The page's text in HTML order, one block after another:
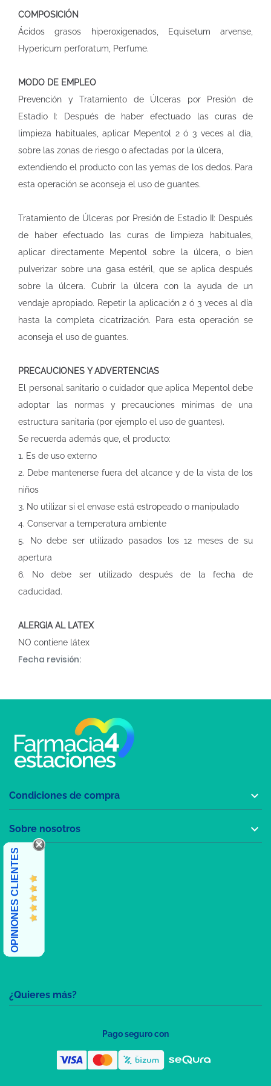
COMPOSICIÓN
Ácidos grasos hiperoxigenados, Equisetum arvense,
Hypericum perforatum, Perfume.
MODO DE EMPLEO
Prevención y Tratamiento de Úlceras por Presión de
Estadio I: Después de haber efectuado las curas de
limpieza habituales, aplicar Mepentol 2 ó 3 veces al día,
sobre las zonas de riesgo o afectadas por la úlcera,
extendiendo el producto con las yemas de los dedos. Para
esta operación se aconseja el uso de guantes.
Tratamiento de Úlceras por Presión de Estadio II: Después
de haber efectuado las curas de limpieza habituales,
aplicar directamente Mepentol sobre la úlcera, o bien
pulverizar sobre una gasa estéril, que se aplica después
sobre la úlcera. Cubrir la úlcera con la ayuda de un
vendaje apropiado. Repetir la aplicación 2 ó 3 veces al día
hasta la completa cicatrización. Para esta operación se
aconseja el uso de guantes.
PRECAUCIONES Y ADVERTENCIAS
El personal sanitario o cuidador que aplica Mepentol debe
adoptar las normas y precauciones mínimas de una
estructura sanitaria (por ejemplo el uso de guantes).
Se recuerda además que, el producto:
1. Es de uso externo
2. Debe mantenerse fuera del alcance y de la vista de los
niños
3. No utilizar si el envase está estropeado o manipulado
4. Conservar a temperatura ambiente
5. No debe ser utilizado pasados los 12 meses de su
apertura
6. No debe ser utilizado después de la fecha de
caducidad.
ALERGIA AL LATEX
NO contiene látex
Fecha revisión:
¿Quieres más?
Condiciones de compra 
Sobre nosotros 
OPINIONES CLIENTES
Pago seguro con